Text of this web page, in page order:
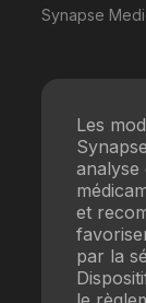
Synapse
Les
analyse
et
par la